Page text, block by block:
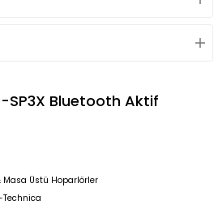
Bluetooth Aktif
Masa Üstü Hoparlörler